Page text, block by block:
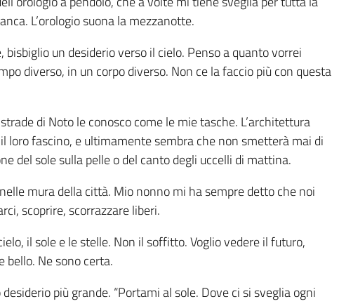
L’orologio suona la mezzanotte.
bisbiglio un desiderio verso il cielo. Penso a quanto vorrei
diverso, in un corpo diverso. Non ce la faccio più con questa
di Noto le conosco come le mie tasche. L’architettura
loro fascino, e ultimamente sembra che non smetterà mai di
del sole sulla pelle o del canto degli uccelli di mattina.
mura della città. Mio nonno mi ha sempre detto che noi
scoprire, scorrazzare liberi.
il sole e le stelle. Non il soffitto. Voglio vedere il futuro,
Ne sono certa.
più grande. “Portami al sole. Dove ci si sveglia ogni